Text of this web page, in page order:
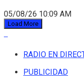
05/08/26 10:09 AM
Load More
RADIO EN
PUBLICIDAD